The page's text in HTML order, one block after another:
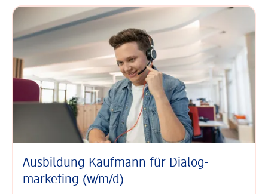
Ausbildung Kaufmann für Dialog­
marketing (w/m/d)